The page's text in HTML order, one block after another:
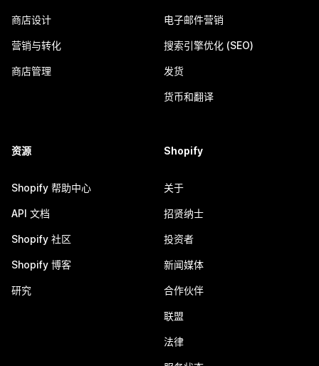
商店设计
营销与转化
商店管理
电子邮件营销
搜索引擎优化 (SEO)
发货
货币和翻译
资源
Shopify 帮助中心
API 文档
Shopify 社区
Shopify 博客
研究
Shopify
关于
招贤纳士
投资者
新闻媒体
合作伙伴
联盟
法律